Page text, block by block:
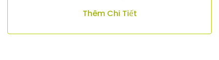
Thêm Chi Tiết